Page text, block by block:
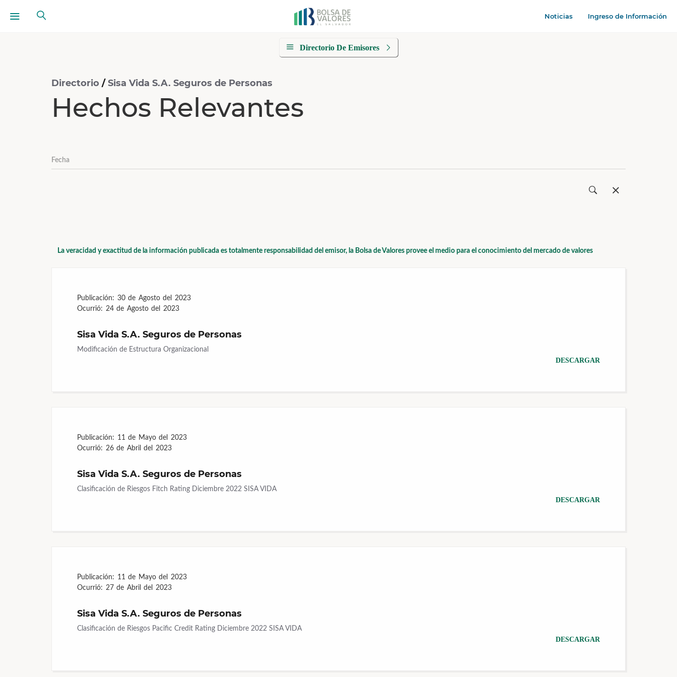
Noticias Ingreso de Información
Directorio De Emisores
Directorio /Sisa Vida S.A. Seguros de Personas
Hechos Relevantes
La veracidad y exactitud de la información publicada es totalmente responsabilidad del emisor, la Bolsa de Valores provee el medio para el conocimiento del mercado de valores
Publicación: 30 de Agosto del 2023
Ocurrió: 24 de Agosto del 2023
Sisa Vida S.A. Seguros de Personas
Modificación de Estructura Organizacional
DESCARGAR
Publicación: 11 de Mayo del 2023
Ocurrió: 26 de Abril del 2023
Sisa Vida S.A. Seguros de Personas
Clasificación de Riesgos Fitch Rating Diciembre 2022 SISA VIDA
DESCARGAR
Publicación: 11 de Mayo del 2023
Ocurrió: 27 de Abril del 2023
Sisa Vida S.A. Seguros de Personas
Clasificación de Riesgos Pacific Credit Rating Diciembre 2022 SISA VIDA
DESCARGAR